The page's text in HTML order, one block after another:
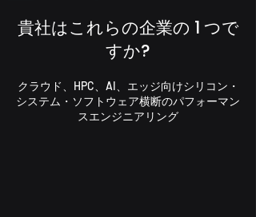
貴社はこれらの企業の 1 つで
すか?
クラウド、HPC、AI、エッジ向けシリコン・
システム・ソフトウェア横断のパフォーマン
スエンジニアリング